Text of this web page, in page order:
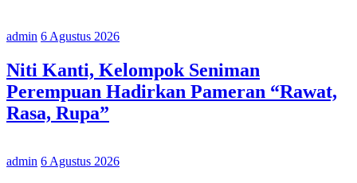
admin 6 Agustus 2026
Niti Kanti, Kelompok Seniman
Perempuan Hadirkan Pameran “Rawat,
Rasa, Rupa”
admin 6 Agustus 2026